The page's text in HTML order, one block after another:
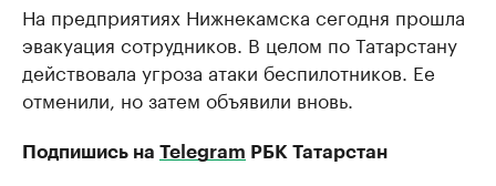
На предприятиях Нижнекамска сегодня прошла
эвакуация сотрудников. В целом по Татарстану
действовала угроза атаки беспилотников. Ее
отменили, но затем объявили вновь.
Подпишись на Telegram РБК Татарстан